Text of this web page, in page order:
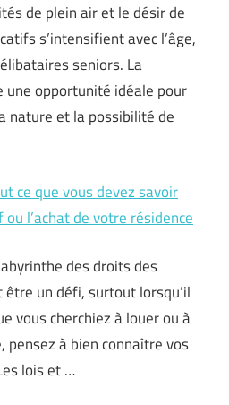
de plein air et le désir de
s’intensifient avec l’âge,
seniors. La
une opportunité idéale pour
nature et la possibilité de
ce que vous devez savoir
l’achat de votre résidence
des droits des
un défi, surtout lorsqu’il
vous cherchiez à louer ou à
pensez à bien connaître vos
lois et …